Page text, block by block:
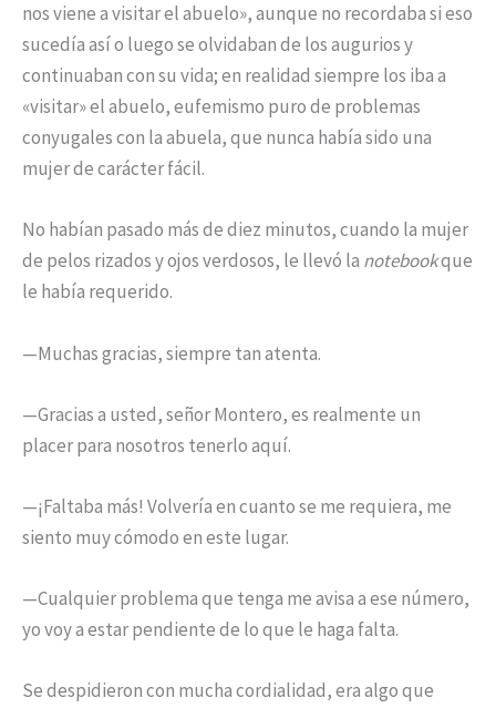
nos viene a visitar el abuelo», aunque no recordaba si eso
sucedía así o luego se olvidaban de los augurios y
continuaban con su vida; en realidad siempre los iba a
«visitar» el abuelo, eufemismo puro de problemas
conyugales con la abuela, que nunca había sido una
mujer de carácter fácil.
No habían pasado más de diez minutos, cuando la mujer
de pelos rizados y ojos verdosos, le llevó la notebookque
le había requerido.
—Muchas gracias, siempre tan atenta.
—Gracias a usted, señor Montero, es realmente un
placer para nosotros tenerlo aquí.
—¡Faltaba más! Volvería en cuanto se me requiera, me
siento muy cómodo en este lugar.
—Cualquier problema que tenga me avisa a ese número,
yo voy a estar pendiente de lo que le haga falta.
Se despidieron con mucha cordialidad, era algo que